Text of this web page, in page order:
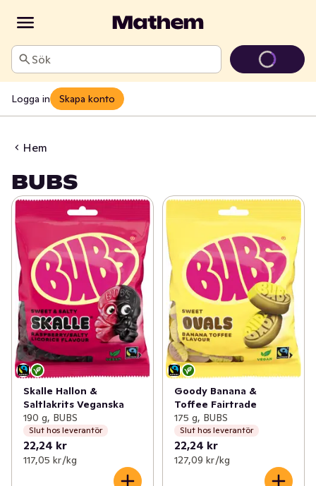
Sök
Logga in Skapa konto
Hem
BUBS
Skalle Hallon &
Saltlakrits Veganska
190 g, BUBS
Slut hos leverantör
22,24 kr
117,05 kr /kg
Goody Banana &
Toffee Fairtrade
175 g, BUBS
Slut hos leverantör
22,24 kr
127,09 kr /kg